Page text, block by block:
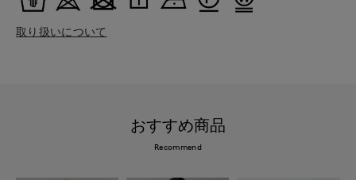
取り扱いについて
おすすめ商品
Recommend